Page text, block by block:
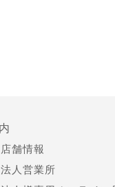
店舗情報
法人営業所